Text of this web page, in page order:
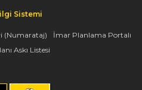
Sistemi
(Numarataj)
İmar Planlama Portalı
Askı Listesi